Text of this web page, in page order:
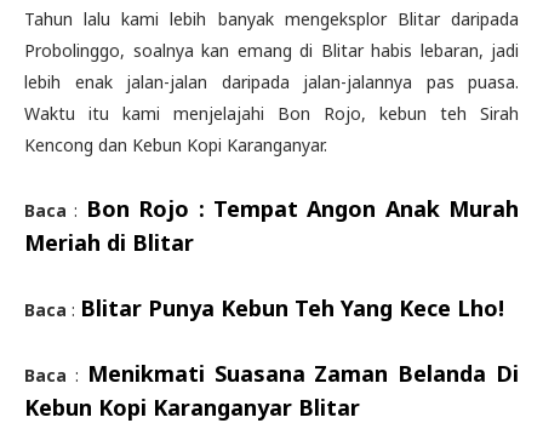
Tahun lalu kami lebih banyak mengeksplor Blitar daripada
Probolinggo, soalnya kan emang di Blitar habis lebaran, jadi
lebih enak jalan-jalan daripada jalan-jalannya pas puasa.
Waktu itu kami menjelajahi Bon Rojo, kebun teh Sirah
Kencong dan Kebun Kopi Karanganyar.
Baca : Bon Rojo : Tempat Angon Anak Murah
Meriah di Blitar
Baca : Blitar Punya Kebun Teh Yang Kece Lho!
Baca : Menikmati Suasana Zaman Belanda Di
Kebun Kopi Karanganyar Blitar